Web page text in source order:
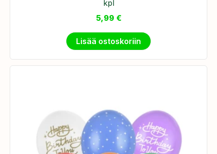
kpl
5,99 €
Lisää ostoskoriin